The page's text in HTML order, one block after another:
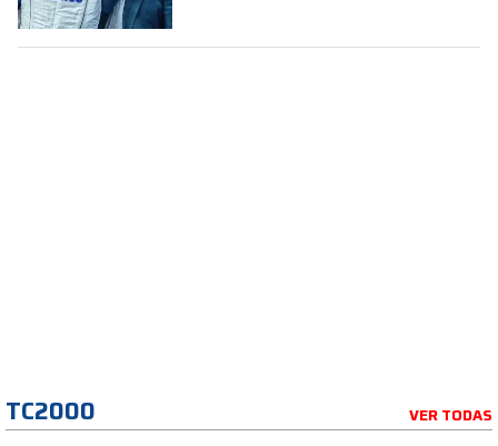
TC2000 VER TODAS